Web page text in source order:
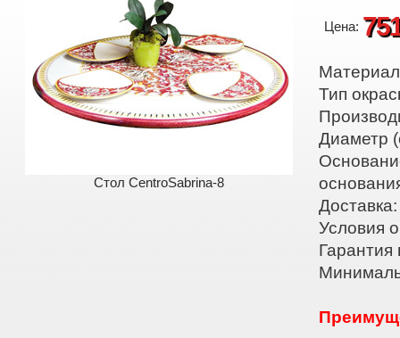
Стол CentroSabrina-8
Цена:
Тип
Диаметр
Условия
Гарантия